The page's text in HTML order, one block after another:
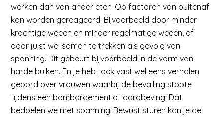
werken dan van ander eten. Op factoren van buitenaf
kan worden gereageerd. Bijvoorbeeld door minder
krachtige weeën en minder regelmatige weeën, of
door juist wel samen te trekken als gevolg van
spanning. Dit gebeurt bijvoorbeeld in de vorm van
harde buiken. En je hebt ook vast wel eens verhalen
geoord over vrouwen waarbij de bevalling stopte
tijdens een bombardement of aardbeving. Dat
bedoelen we met spanning. Bewust sturen kan je de